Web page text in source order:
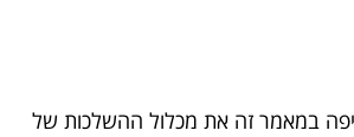
במאמר זה את מכלול ההשלכות של